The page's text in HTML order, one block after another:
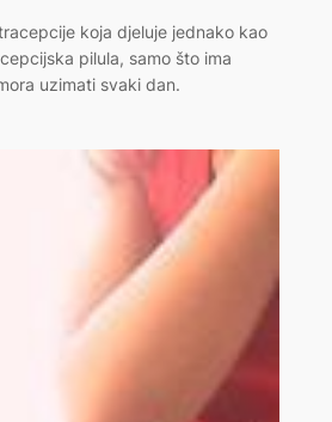
koja djeluje jednako kao
pilula, samo što ima
uzimati svaki dan.